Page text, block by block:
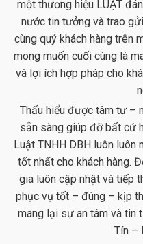
một thương hiệu LUẬT
nước tin tưởng và trao
cùng quý khách hàng trên
mong muốn cuối cùng là
và lợi ích hợp pháp cho
Thấu hiểu được tâm tư –
sẵn sàng giúp đỡ bất cứ
Luật TNHH DBH luôn
tốt nhất cho khách hàng.
gia luôn cập nhật và tiếp
phục vụ tốt – đúng – kịp
mang lại sự an tâm và tin
Tín –